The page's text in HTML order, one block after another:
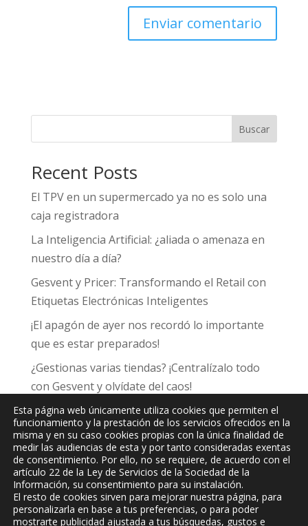
Buscar
Recent Posts
El TPV en un supermercado ya no es solo una
caja registradora
La Inteligencia Artificial: ¿aliada o amenaza en
nuestro día a día?
Gesvent y Pricer: Transformando el Retail con
Etiquetas Electrónicas Inteligentes
¡El apagón de ayer nos recordó lo importante
que es estar preparados!
¿Gestionas varias tiendas? ¡Centralízalo todo
con Gesvent y olvídate del caos!
JPCInformática y Comunicaciones, S.L.
Esta página web únicamente utiliza cookies que permiten el
funcionamiento y la prestación de los servicios ofrecidos en la
misma y en su caso cookies propias con la única finalidad de
medir las audiencias de esta y por tanto consideradas exentas
de consentimiento. Por ello, no se requiere, de acuerdo con el
artículo 22 de la Ley de Servicios de la Sociedad de la
Información, su consentimiento para su instalación.
El resto de cookies sirven para mejorar nuestra página, para
personalizarla en base a tus preferencias, o para poder
mostrarte publicidad ajustada a tus búsquedas, gustos e